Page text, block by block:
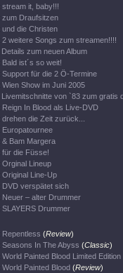
stream it, baby!!!
zum Draufsitzen
und die Christen
2 weitere Songs zum streamen!!!!
Details zum neuen Album
Bald ist´s so weit!
Support für die 2 Ö-Termine
Wien Show im Juni 2005
Livemitschnitte von `83 zum gratis
Reign In Blood als Live-DVD
drehen die Zeit zurück...
Europatournee
& Bam Margera
für die Füsse!
Orginal Lineup
Original Line-Up
DVD verspätet sich
Neuer – alter Drummer
SLAYERS Drummer
Repentless (Review)
Seasons In The Abyss (Classic)
World Painted Blood Limited
World Painted Blood (Review)